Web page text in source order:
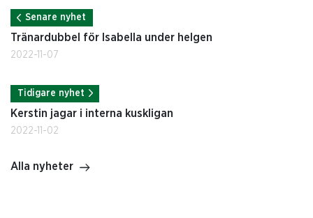
Senare nyhet
Tränardubbel för Isabella under helgen
2022-11-07
Tidigare nyhet
Kerstin jagar i interna kuskligan
2022-11-02
Alla nyheter